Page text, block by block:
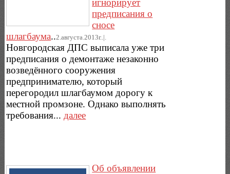
игнорирует
предписания о
сносе
шлагбаума..2.августа.2013г..|.
Новгородская ДПС выписала уже три
предписания о демонтаже незаконно
возведённого сооружения
предпринимателю, который
перегородил шлагбаумом дорогу к
местной промзоне. Однако выполнять
требования... далее
Об объявлении